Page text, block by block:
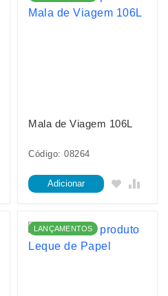
Mala de Viagem 106L
Código: 08264
Adicionar
LANÇAMENTOS